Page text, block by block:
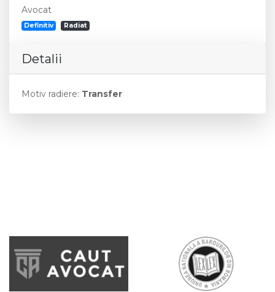
Avocat
Definitiv Radiat
Detalii
Motiv radiere: Transfer